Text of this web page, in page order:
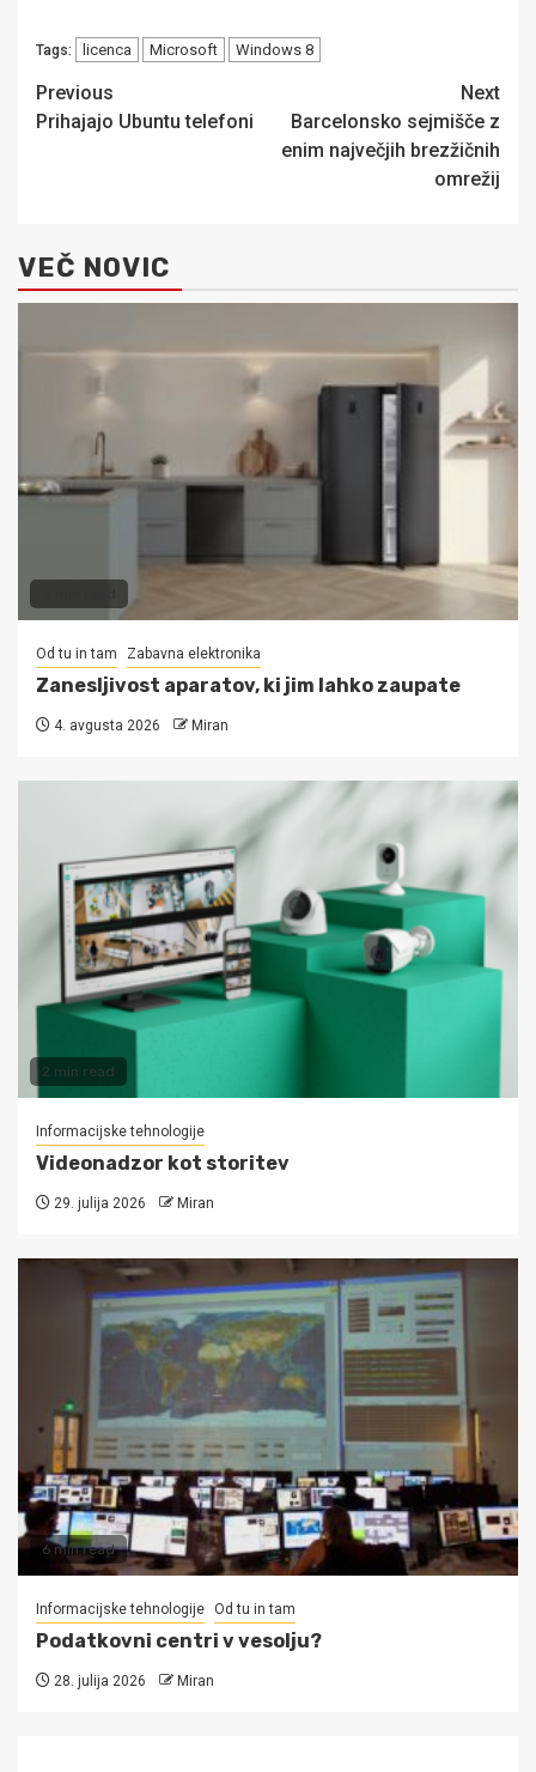
Tags: licenca Microsoft Windows 8
Post
navigation
Previous
Prihajajo Ubuntu telefoni
Next
Barcelonsko sejmišče z
enim največjih brezžičnih
omrežij
VEČ NOVIC
Od tu in tam Zabavna elektronika
Zanesljivost aparatov, ki jim lahko zaupate
4. avgusta 2026 Miran
2 min read
Informacijske tehnologije
Videonadzor kot storitev
29. julija 2026 Miran
6 min read
Informacijske tehnologije Od tu in tam
Podatkovni centri v vesolju?
28. julija 2026 Miran